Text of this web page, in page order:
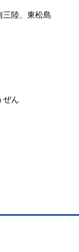
陸、東松島
ぜん